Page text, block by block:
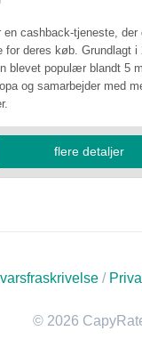
en cashback-tjeneste, der
for deres køb. Grundlagt i
blevet populær blandt 5
og samarbejder med
flere detaljer
/
© 2026